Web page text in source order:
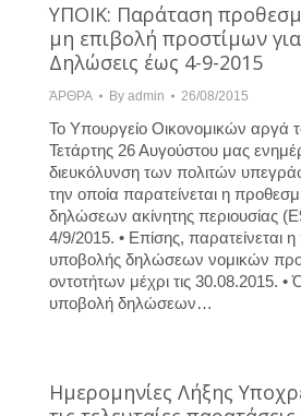
ΥΠΟΙΚ: Παράταση
μη επιβολή προστίμων
Δηλώσεις έως 4-9-2015
ΆΡΘΡΑ By admin 26/08/2015
Το Υπουργείο Οικονομικών αργά
Τετάρτης 26 Αυγούστου μας
διευκόλυνση των πολιτών
την οποία παρατείνεται η
δηλώσεων ακίνητης περιουσίας
4/9/2015. • Επίσης, παρατείνεται
υποβολής δηλώσεων νομικών
οντοτήτων μέχρι τις 30.08.2015.
υποβολή δηλώσεων…
Ημερομηνίες Λήξης